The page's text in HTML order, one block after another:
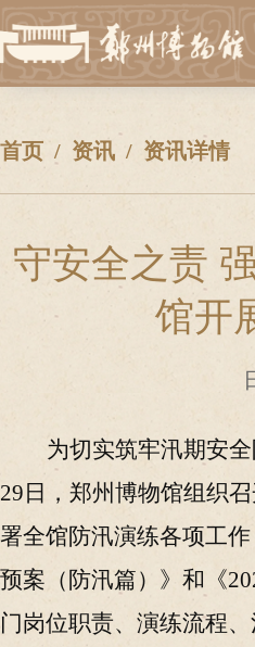
首页 资讯 资讯详情
守安全之责
馆开
为切实筑牢汛期安
29日，郑州博物馆组织
署全馆防汛演练各项工
预案（防汛篇）》和《
门岗位职责、演练流程